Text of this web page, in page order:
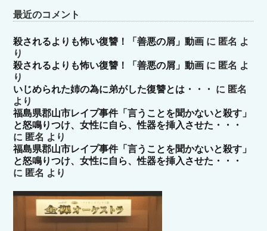
最近のコメント
殺されるよりも怖い復讐！「善悪の屑」動画 に 匿名 よ
り
殺されるよりも怖い復讐！「善悪の屑」動画 に 匿名 よ
り
いじめられた姉の為に弟がした復讐とは・・・
に 匿名
より
福島県郡山市レイプ事件「言うことを聞かないと殺す」
と怒鳴りつけ、女性に自ら、性器を挿入させた・・・
に 匿名 より
福島県郡山市レイプ事件「言うことを聞かないと殺す」
と怒鳴りつけ、女性に自ら、性器を挿入させた・・・
に 匿名 より